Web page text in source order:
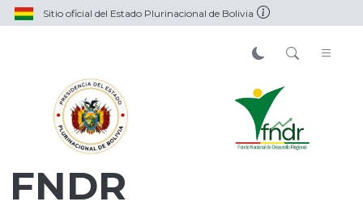
Sitio oficial del Estado Plurinacional de Bolivia
FNDR